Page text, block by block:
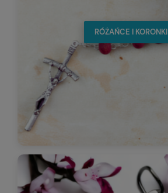
RÓŻAŃCE I KORONKI